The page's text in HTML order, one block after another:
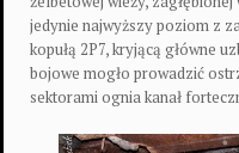
jedynie najwyższy poziom z
kopułą 2P7, kryjącą główne
bojowe mogło prowadzić
sektorami ognia kanał